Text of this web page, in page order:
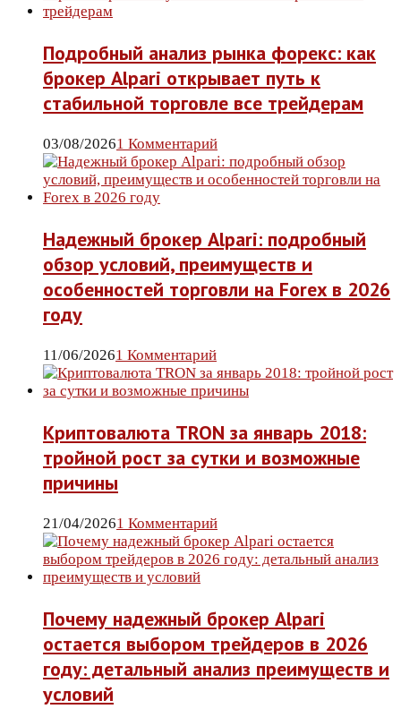
Подробный анализ рынка форекс: как
брокер Alpari открывает путь к
стабильной торговле все трейдерам
03/08/20261 Комментарий
Надежный брокер Alpari: подробный
обзор условий, преимуществ и
особенностей торговли на Forex в 2026
году
11/06/20261 Комментарий
Криптовалюта TRON за январь 2018:
тройной рост за сутки и возможные
причины
21/04/20261 Комментарий
Почему надежный брокер Alpari
остается выбором трейдеров в 2026
году: детальный анализ преимуществ и
условий